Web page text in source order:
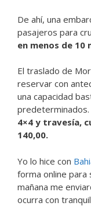
De ahí, una
pasajeros para
en menos de 10
El traslado de
reservar con
una capacidad
predeterminados.
4×4 y travesía,
140,00.
Yo lo hice con
forma online para
mañana me
ocurra con